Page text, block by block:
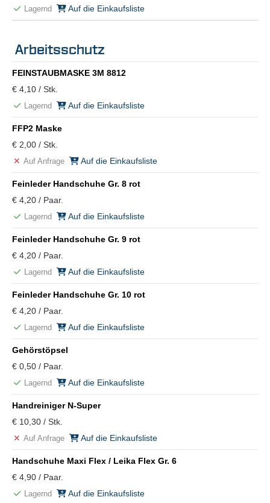
Lagernd Auf die Einkaufsliste
Arbeitsschutz
FEINSTAUBMASKE 3M 8812
€ 4,10 / Stk.
Lagernd Auf die Einkaufsliste
FFP2 Maske
€ 2,00 / Stk.
Auf Anfrage Auf die Einkaufsliste
Feinleder Handschuhe Gr. 8 rot
€ 4,20 / Paar.
Lagernd Auf die Einkaufsliste
Feinleder Handschuhe Gr. 9 rot
€ 4,20 / Paar.
Lagernd Auf die Einkaufsliste
Feinleder Handschuhe Gr. 10 rot
€ 4,20 / Paar.
Lagernd Auf die Einkaufsliste
Gehörstöpsel
€ 0,50 / Paar.
Lagernd Auf die Einkaufsliste
Handreiniger N-Super
€ 10,30 / Stk.
Auf Anfrage Auf die Einkaufsliste
Handschuhe Maxi Flex / Leika Flex Gr. 6
€ 4,90 / Paar.
Lagernd Auf die Einkaufsliste